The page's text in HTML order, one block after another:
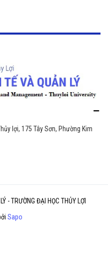
lợi, 175 Tây Sơn, Phường Kim
- TRƯỜNG ĐẠI HỌC THỦY LỢI
Sapo